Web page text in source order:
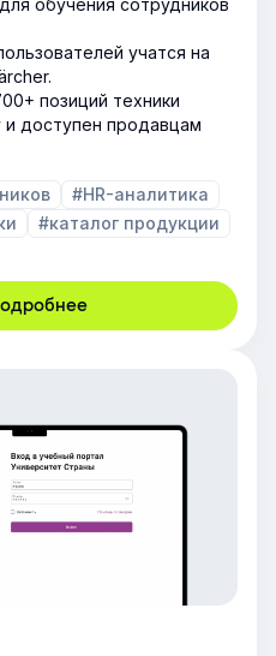
учатся на
позиций техники
и доступен продавцам
#HR-аналитика
#каталог продукции